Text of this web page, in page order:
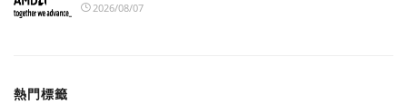
2026/08/07
熱門標籤